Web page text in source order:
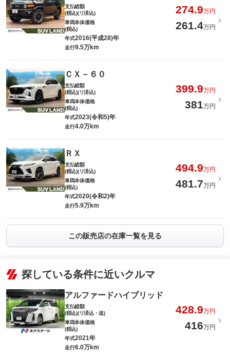
支払総額
(税込)(リ済込)
274.9万円
車両本体価格
(税込)
261.4万円
年式2016(平成28)年
走行9.5万km
ＣＸ－６０
支払総額
(税込)(リ済込)
399.9万円
車両本体価格
(税込)
381万円
年式2023(令和5)年
走行4.0万km
ＲＸ
支払総額
(税込)(リ済込)
494.9万円
車両本体価格
(税込)
481.7万円
年式2020(令和2)年
走行5.9万km
この販売店の在庫一覧を見る
探している条件に近いクルマ
アルファードハイブリッド
支払総額
(税込)(リ済込・追)
428.9万円
車両本体価格
(税込)
416万円
年式2021年
走行6.0万km